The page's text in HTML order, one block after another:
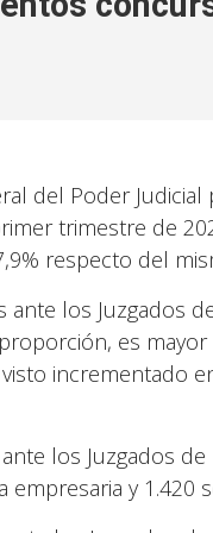
del Poder
trimestre de
respecto del
los Juzgados
es
incrementado
los Juzgados
y 1.420